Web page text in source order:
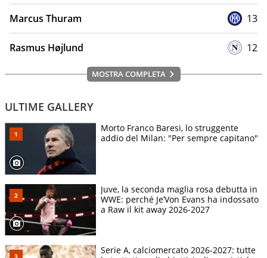
Marcus Thuram 13
Rasmus Højlund 12
MOSTRA COMPLETA
ULTIME GALLERY
Morto Franco Baresi, lo struggente
addio del Milan: "Per sempre capitano"
Juve, la seconda maglia rosa debutta in
WWE: perché Je’Von Evans ha indossato
a Raw il kit away 2026-2027
Serie A, calciomercato 2026-2027: tutte